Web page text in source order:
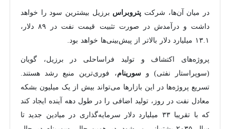
در میان آن‌ها، شرکت پتروبراس برزیل بیشترین سود را خواهد
داشت و درآمدش در صورت تثبیت قیمت نفت در ۸۹ دلار،
۱۳.۱ میلیارد دلار بالاتر از پیش‌بینی‌ها خواهد بود.
پروژه‌های اکتشاف و تولید فراساحلی در برزیل، گویان
(سوپراستار نفتی) وسورینام، فوری‌ترین منبع رشد هستند.
تسریع پروژه‌ها در این بازارها می‌تواند بیش از یک میلیون بشکه
معادل نفت در روز، تولید اضافی را در طول دهه آینده ایجاد کند
که با تقریبا ۳۳ میلیارد دلار سرمایه‌گذاری در میادین جدید تا